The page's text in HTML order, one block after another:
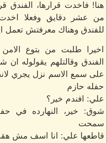
هنا! فاخدت قرارها،
من عشر دقايق وفعلا
للفندق وهناك معرفتش تعمل
اخيرا طلبت من بتوع الامن
الفندق وقالتلهم يقولوله
على سمع الاسم نزل يجري
حفله حازم
علي: افندم خير؟
شوق: خير، النهارده في
سمحت
قاطعها علي: انا اسف مش